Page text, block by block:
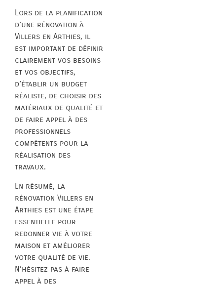
Lors de la planification
d’une rénovation à
Villers en Arthies, il
est important de définir
clairement vos besoins
et vos objectifs,
d’établir un budget
réaliste, de choisir des
matériaux de qualité et
de faire appel à des
professionnels
compétents pour la
réalisation des
travaux.
En résumé, la
rénovation Villers en
Arthies est une étape
essentielle pour
redonner vie à votre
maison et améliorer
votre qualité de vie.
N’hésitez pas à faire
appel à des